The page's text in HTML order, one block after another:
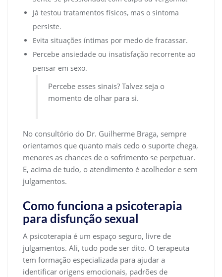
Já testou tratamentos físicos, mas o sintoma
persiste.
Evita situações íntimas por medo de fracassar.
Percebe ansiedade ou insatisfação recorrente ao
pensar em sexo.
Percebe esses sinais? Talvez seja o
momento de olhar para si.
No consultório do Dr. Guilherme Braga, sempre
orientamos que quanto mais cedo o suporte chega,
menores as chances de o sofrimento se perpetuar.
E, acima de tudo, o atendimento é acolhedor e sem
julgamentos.
Como funciona a psicoterapia
para disfunção sexual
A psicoterapia é um espaço seguro, livre de
julgamentos. Ali, tudo pode ser dito. O terapeuta
tem formação especializada para ajudar a
identificar origens emocionais, padrões de